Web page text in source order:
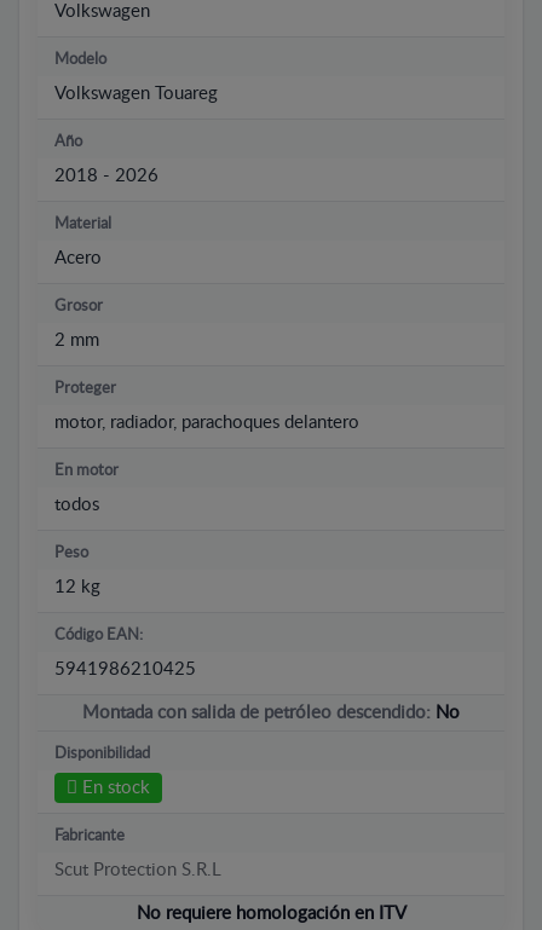
Volkswagen
Modelo
Volkswagen Touareg
Año
2018 - 2026
Material
Acero
Grosor
2 mm
Proteger
motor, radiador, parachoques delantero
En motor
todos
Peso
12 kg
Código EAN:
5941986210425
Montada con salida de petróleo descendido: No
Disponibilidad
En stock
Fabricante
Scut Protection S.R.L
No requiere homologación en ITV